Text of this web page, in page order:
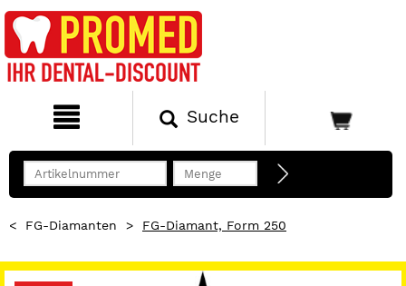
Suche
< FG-Diamanten > FG-Diamant, Form 250